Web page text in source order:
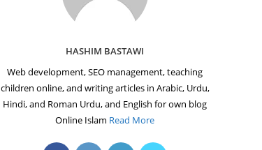
HASHIM BASTAWI
Web development, SEO management, teaching
children online, and writing articles in Arabic, Urdu,
Hindi, and Roman Urdu, and English for own blog
Online Islam Read More